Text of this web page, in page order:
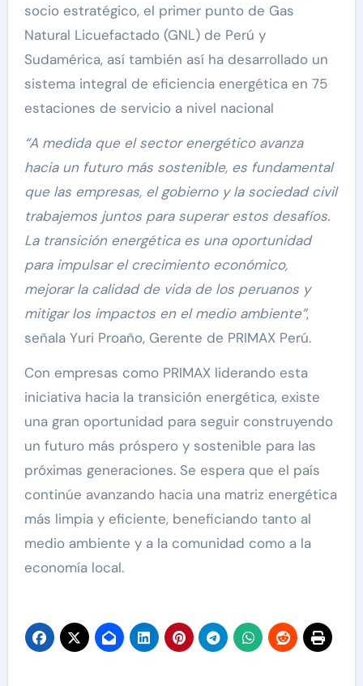
socio estratégico, el primer punto de Gas
Natural Licuefactado (GNL) de Perú y
Sudamérica, así también así ha desarrollado un
sistema integral de eficiencia energética en 75
estaciones de servicio a nivel nacional
“A medida que el sector energético avanza
hacia un futuro más sostenible, es fundamental
que las empresas, el gobierno y la sociedad civil
trabajemos juntos para superar estos desafíos.
La transición energética es una oportunidad
para impulsar el crecimiento económico,
mejorar la calidad de vida de los peruanos y
mitigar los impactos en el medio ambiente”,
señala Yuri Proaño, Gerente de PRIMAX Perú.
Con empresas como PRIMAX liderando esta
iniciativa hacia la transición energética, existe
una gran oportunidad para seguir construyendo
un futuro más próspero y sostenible para las
próximas generaciones. Se espera que el país
continúe avanzando hacia una matriz energética
más limpia y eficiente, beneficiando tanto al
medio ambiente y a la comunidad como a la
economía local.